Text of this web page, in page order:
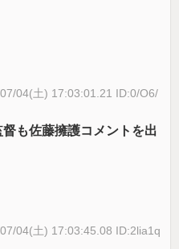
04(土) 17:03:01.21 ID:0/O6/
も佐藤擁護コメントを出
04(土) 17:03:45.08 ID:2lia1q